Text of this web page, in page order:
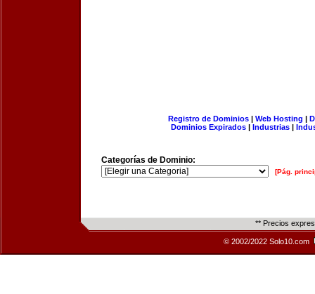
Registro de Dominios| Web Hosting |
Dominios Expirados | Industrias |
Categorías de Dominio:
[Pág.
** Precios
© 2002/2022 Solo10.com